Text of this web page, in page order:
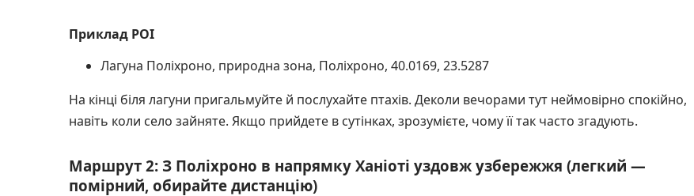
Приклад POI
Лагуна Поліхроно, природна зона, Поліхроно, 40.0169, 23.5287
На кінці біля лагуни пригальмуйте й послухайте птахів. Деколи вечорами тут неймовірно спокійно,
навіть коли село зайняте. Якщо прийдете в сутінках, зрозумієте, чому її так часто згадують.
Маршрут 2: З Поліхроно в напрямку Ханіоті уздовж узбережжя (легкий —
помірний, обирайте дистанцію)